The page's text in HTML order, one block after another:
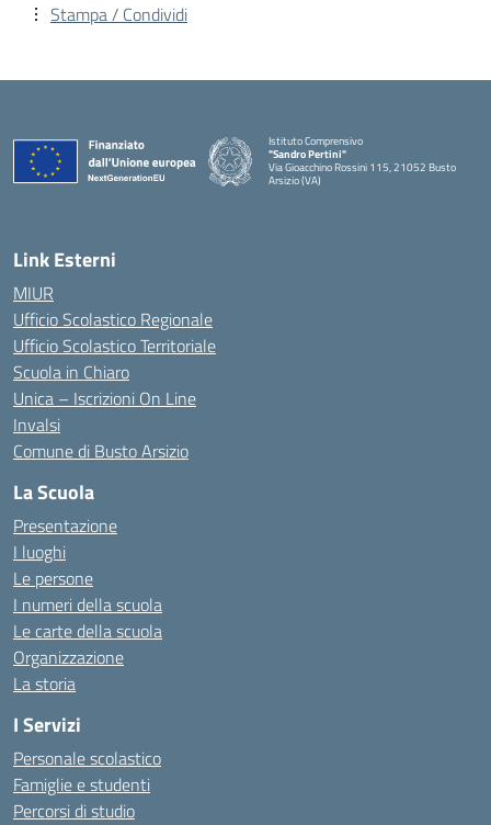
Stampa / Condividi
Istituto Comprensivo
"Sandro Pertini"
Via Gioacchino Rossini 115, 21052 Busto
Arsizio (VA)
Link Esterni
MIUR
Ufficio Scolastico Regionale
Ufficio Scolastico Territoriale
Scuola in Chiaro
Unica – Iscrizioni On Line
Invalsi
Comune di Busto Arsizio
La Scuola
Presentazione
I luoghi
Le persone
I numeri della scuola
Le carte della scuola
Organizzazione
La storia
I Servizi
Personale scolastico
Famiglie e studenti
Percorsi di studio